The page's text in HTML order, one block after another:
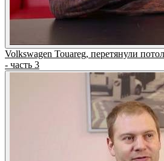
Volkswagen Touareg, перетянули
- часть 3